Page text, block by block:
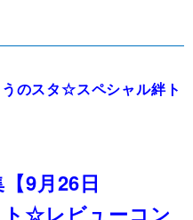
のスタ☆スペシャル絆ト
9月26日
ト☆レビューコン